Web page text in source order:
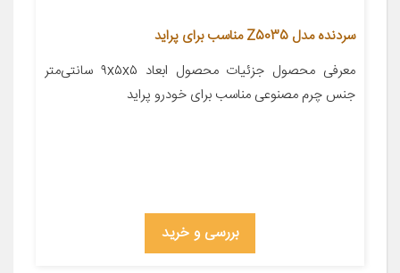
سردنده مدل Z5035 مناسب برای پراید
معرفی محصول جزئیات محصول ابعاد ۹x۵x۵ سانتی‌متر
جنس چرم مصنوعی مناسب برای خودرو پراید
بررسی و خرید